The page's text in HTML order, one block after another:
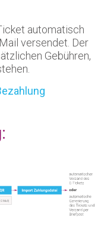
automatisch
versendet. Der
Gebühren,